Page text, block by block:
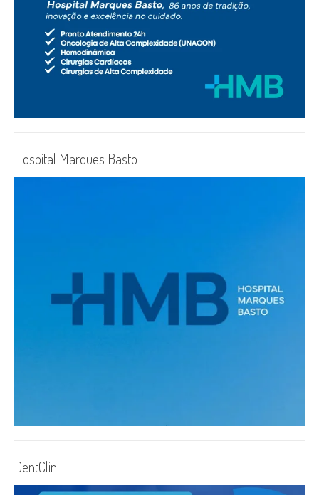
Hospital Marques Basto
DentClin